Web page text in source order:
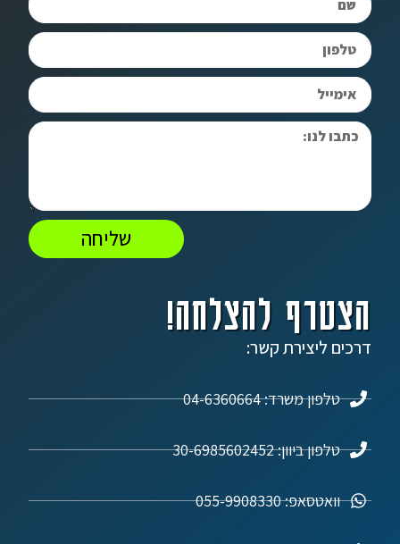
הצטרף להצלחה!
דרכים ליצירת קשר:
טלפון משרד: 04-6360664
טלפון ביוון: 30-6985602452
וואטסאפ: 055-9908330
שליחה